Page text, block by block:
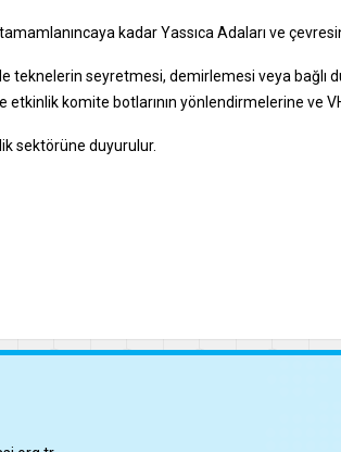
kadar Yassıca Adaları ve
teknelerin seyretmesi, demirlemesi veya bağlı
etkinlik komite botlarının yönlendirmelerine ve
sektörüne duyurulur.